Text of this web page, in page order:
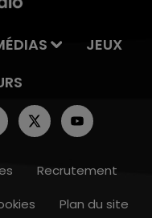
JEUX
Recrutement
Plan du site